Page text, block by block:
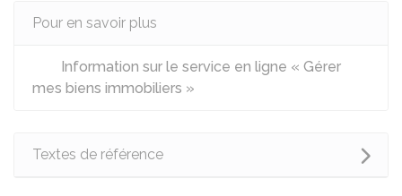
Pour en savoir plus
Information sur le service en ligne « Gérer
mes biens immobiliers »
Textes de référence